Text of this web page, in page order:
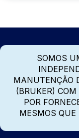
SOMOS
MANUTENÇÃO
(BRUKER)
POR
MESMOS QUE